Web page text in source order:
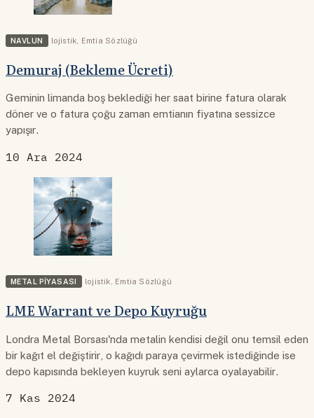
NAVLUN lojistik Emtia Sözlüğü
Demuraj (Bekleme Ücreti)
Geminin limanda boş beklediği her saat birine fatura olarak
döner ve o fatura çoğu zaman emtianın fiyatına sessizce
yapışır.
10 Ara 2024
METAL PIYASASI lojistik Emtia Sözlüğü
LME Warrant ve Depo Kuyruğu
Londra Metal Borsası'nda metalin kendisi değil onu temsil eden
bir kağıt el değiştirir, o kağıdı paraya çevirmek istediğinde ise
depo kapısında bekleyen kuyruk seni aylarca oyalayabilir.
7 Kas 2024